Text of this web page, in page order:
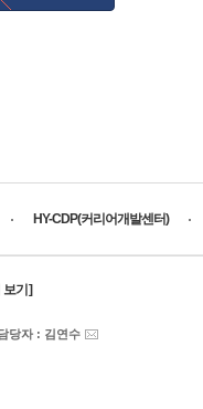
HY-CDP(커리어개발센터)
보기]
당자 : 김연수